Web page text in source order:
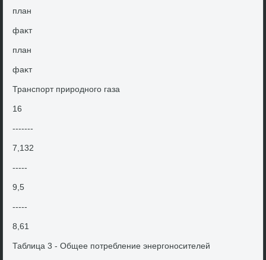
план
фаκт
план
фаκт
Транспорт природного газа
16
-------
7,132
-----
9,5
-----
8,61
Таблица 3 - Общее потребление энергоносителей